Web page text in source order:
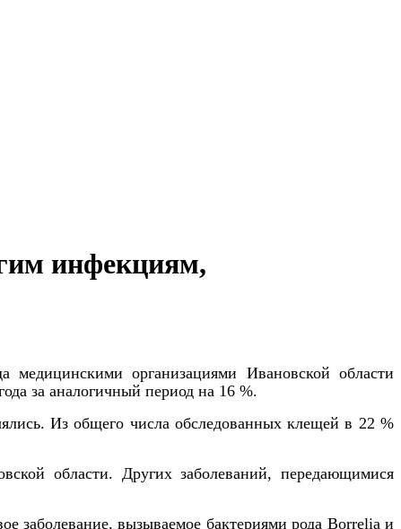
инфекциям,
организациями Ивановской области
за аналогичный период на 16 %.
Из общего числа обследованных клещей в 22 %
области. Других заболеваний, передающимися
заболевание, вызываемое бактериями рода Borrelia и